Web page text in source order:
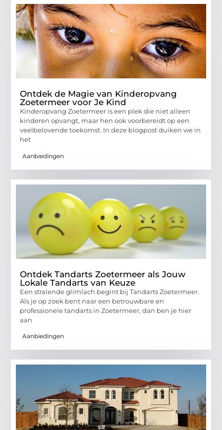
Ontdek de Magie van Kinderopvang
Zoetermeer voor Je Kind
Kinderopvang Zoetermeer is een plek die niet alleen
kinderen opvangt, maar hen ook voorbereidt op een
veelbelovende toekomst. In deze blogpost duiken we in
het
Aanbiedingen
Ontdek Tandarts Zoetermeer als Jouw
Lokale Tandarts van Keuze
Een stralende glimlach begint bij Tandarts Zoetermeer.
Als je op zoek bent naar een betrouwbare en
professionele tandarts in Zoetermeer, dan ben je hier
aan
Aanbiedingen